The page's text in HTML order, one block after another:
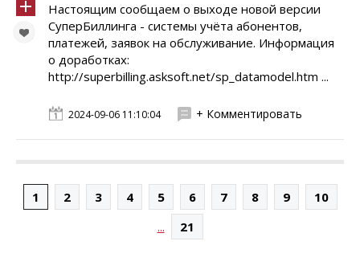
Настоящим сообщаем о выходе новой версии
СуперБиллинга - системы учёта абонентов,
платежей, заявок на обслуживание. Информация
о доработках:
http://superbilling.asksoft.net/sp_datamodel.htm ...
2024-09-06 11:10:04 + Комментировать
1 2 3 4 5 6 7 8 9
10
...
21